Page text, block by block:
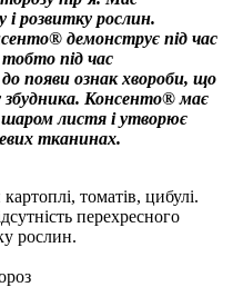
розвитку рослин.
демонструє під час
під час
появи ознак хвороби, що
збудника. Консенто® має
шаром листя і утворює
тканинах.
томатів, цибулі.
перехресного
рослин.